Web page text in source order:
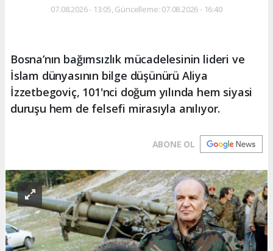
07.08.2026 - 13:05, Güncelleme: 07.08.2026 - 16:40
Bosna’nın bağımsızlık mücadelesinin lideri ve
İslam dünyasının bilge düşünürü Aliya
İzzetbegoviç, 101'nci doğum yılında hem siyasi
duruşu hem de felsefi mirasıyla anılıyor.
ABONE OL